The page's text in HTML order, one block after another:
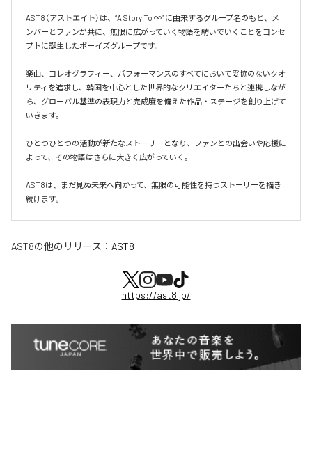
AST8（アストエイト）は、“A Story To ∞” に由来するグループ名のもと、メ
ンバーとファンが共に、無限に広がっていく物語を紡いでいくことをコンセ
プトに誕生したボーイズグループです。
楽曲、コレオグラフィー、パフォーマンスのすべてにおいて妥協のないクオ
リティを追求し、韓国を中心とした世界的なクリエイターたちと連携しなが
ら、グローバル基準の表現力と完成度を備えた作品・ステージを創り上げて
いきます。
ひとつひとつの活動が新たなストーリーとなり、ファンとの出会いや応援に
よって、その物語はさらに大きく広がっていく。
AST8は、まだ見ぬ未来へ向かって、無限の可能性を持つストーリーを描き
続けます。
AST8の他のリリース： AST8
https://ast8.jp/